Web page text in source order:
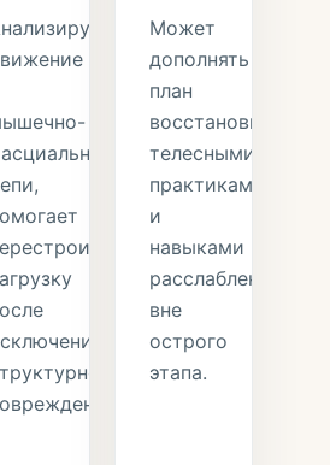
Может
дополнять
план
телесными
практиками
и
навыками
расслабления
вне
острого
этапа.